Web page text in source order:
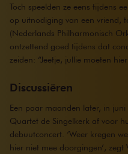
Toch speelden ze eens tijdens
op uitnodiging van een vriend,
(Nederlands Philharmonisch
ontzettend goed tijdens dat
zeiden: “Jeetje, jullie moeten
Discussiëren
Een paar maanden later, in
Quartet de Singelkerk af voor
debuutconcert. ‘Weer kregen
hier niet mee doorgingen’, zegt